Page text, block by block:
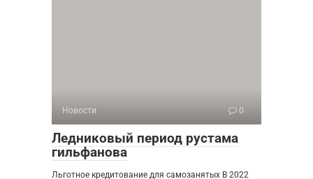
Новости 0
Ледниковый период рустама
гильфанова
Льготное кредитование для самозанятых В 2022